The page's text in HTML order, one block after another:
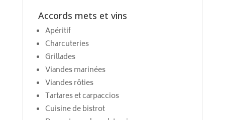
Accords mets et vins
Apéritif
Charcuteries
Grillades
Viandes marinées
Viandes rôties
Tartares et carpaccios
Cuisine de bistrot